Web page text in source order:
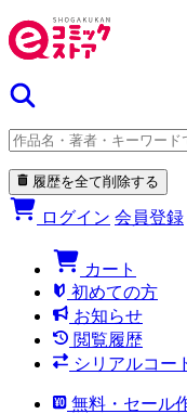
履歴を全て削除する
ログイン 会員登録
カート
初めての方
お知らせ
閲覧履歴
シリアルコー
無料・セール